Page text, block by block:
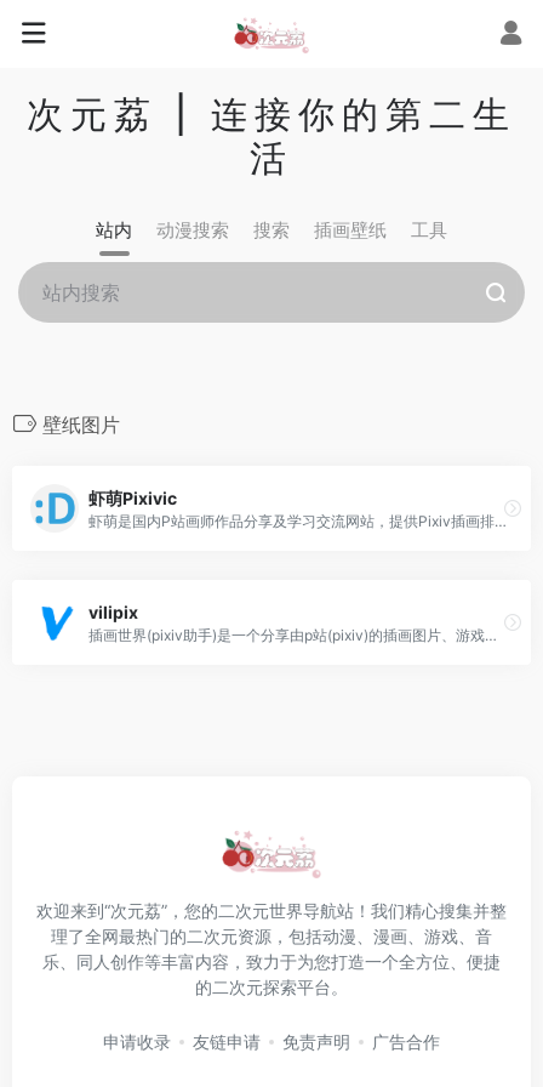
次元荔 | 连接你的第二生
活
站内 动漫搜索 搜索 插画壁纸 工具
壁纸图片
虾萌Pixivic
虾萌是国内P站画师作品分享及学习交流网站，提供Pixiv插画排行榜与各类动漫二次元插画的浏览以及热门排序的高级会员搜索，并围绕着画作提供了收藏与画集等特色功能，致力于给予用户完善的一站式acg社区体验。海量pixiv画师作品，p站画师一手掌握！
vilipix
插画世界(pixiv助手)是一个分享由p站(pixiv)的插画图片、游戏原画等作品，并提供自由交流的平台，网站以用户投稿的原创插画、图像为中心，辅以标签、书签、排行榜、特辑等功能形成具有其特色的图片社交网络
欢迎来到“次元荔”，您的二次元世界导航站！我们精心搜集并整
理了全网最热门的二次元资源，包括动漫、漫画、游戏、音
乐、同人创作等丰富内容，致力于为您打造一个全方位、便捷
的二次元探索平台。
申请收录 友链申请 免责声明 广告合作